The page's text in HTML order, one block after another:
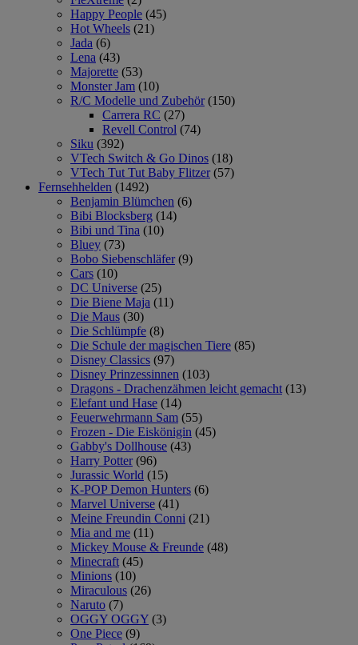
Happy People (45)
Hot Wheels (21)
Jada (6)
Lena (43)
Majorette (53)
Monster Jam (10)
R/C Modelle und Zubehör (150)
Carrera RC (27)
Revell Control (74)
Siku (392)
VTech Switch & Go Dinos (18)
VTech Tut Tut Baby Flitzer (57)
Fernsehhelden (1492)
Benjamin Blümchen (6)
Bibi Blocksberg (14)
Bibi und Tina (10)
Bluey (73)
Bobo Siebenschläfer (9)
Cars (10)
DC Universe (25)
Die Biene Maja (11)
Die Maus (30)
Die Schlümpfe (8)
Die Schule der magischen Tiere (85)
Disney Classics (97)
Disney Prinzessinnen (103)
Dragons - Drachenzähmen leicht gemacht (13)
Elefant und Hase (14)
Feuerwehrmann Sam (55)
Frozen - Die Eiskönigin (45)
Gabby's Dollhouse (43)
Harry Potter (96)
Jurassic World (15)
K-POP Demon Hunters (6)
Marvel Universe (41)
Meine Freundin Conni (21)
Mia and me (11)
Mickey Mouse & Freunde (48)
Minecraft (45)
Minions (10)
Miraculous (26)
Naruto (7)
OGGY OGGY (3)
One Piece (9)